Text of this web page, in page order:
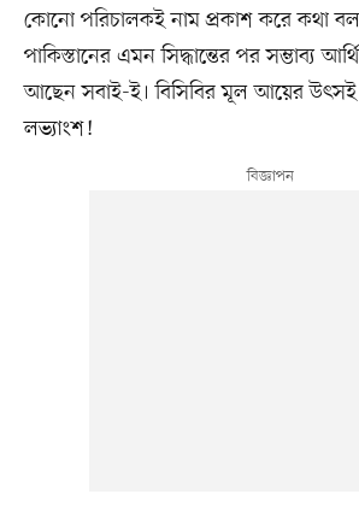
কোনো পরিচালকই নাম প্রকাশ করে কথা
পাকিস্তানের এমন সিদ্ধান্তের পর সম্ভাব্য
আছেন সবাই-ই। বিসিবির মূল আয়ের
লভ্যাংশ!